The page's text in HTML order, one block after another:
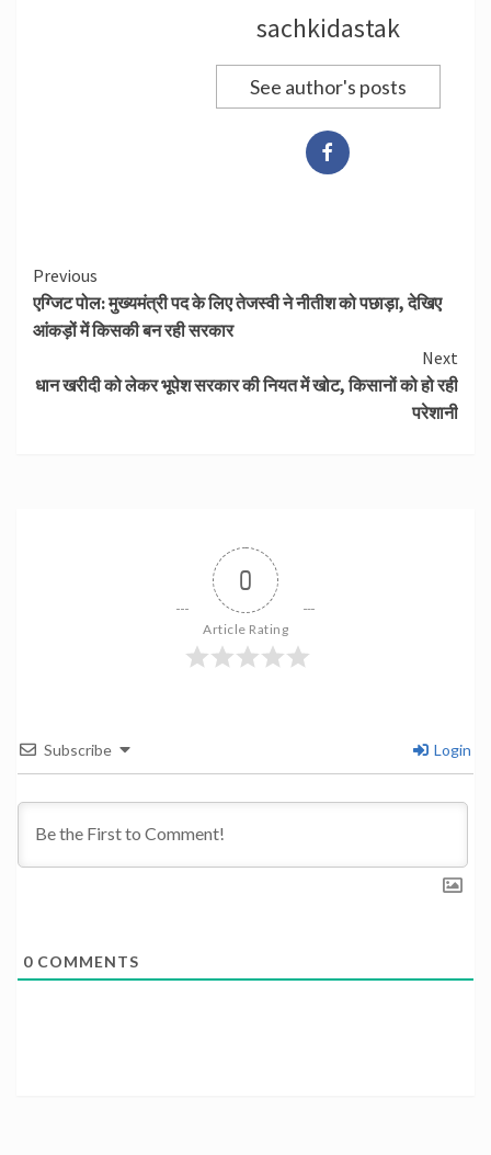
sachkidastak
See author's posts
Continue
Reading
Previous
एग्जिट पोल: मुख्यमंत्री पद के लिए तेजस्वी ने नीतीश को पछाड़ा, देखिए
आंकड़ों में किसकी बन रही सरकार
Next
धान खरीदी को लेकर भूपेश सरकार की नियत में खोट, किसानों को हो रही
परेशानी
0
Article Rating
Subscribe Login
0 COMMENTS